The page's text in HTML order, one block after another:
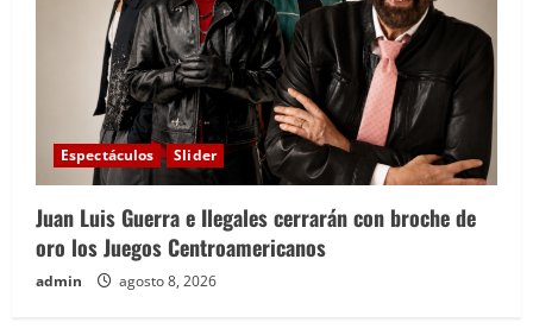
Espectáculos Slider
Juan Luis Guerra e Ilegales cerrarán con broche de
oro los Juegos Centroamericanos
admin agosto 8, 2026